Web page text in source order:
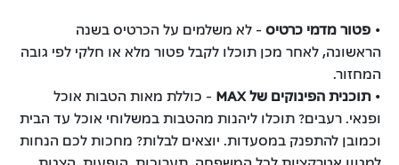
• פטור מדמי כרטיס- לא משלמים על הכרטיס בשנה
הראשונה, לאחר מכן תוכלו לקבל פטור מלא או חלקי לפי גובה
המחזור.
• תוכנית הפינוקים של MAX
- כוללת מאות הטבות אוכל
ופנאי. רעבים? תוכלו ליהנות מהטבות במשלוחי אוכל עד הבית
וכמובן להתפנק במסעדות. יוצאים לבלות? מחכות לכם הנחות